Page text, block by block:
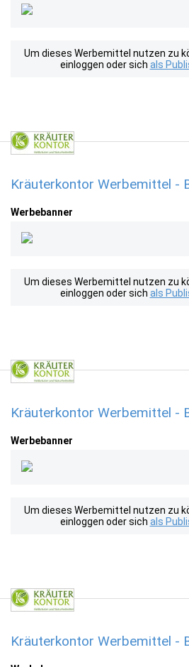
Um dieses Werbemittel nutzen zu
einloggen oder sich als
Kräuterkontor Werbemittel -
Werbebanner
Um dieses Werbemittel nutzen zu
einloggen oder sich als
Kräuterkontor Werbemittel -
Werbebanner
Um dieses Werbemittel nutzen zu
einloggen oder sich als
Kräuterkontor Werbemittel -